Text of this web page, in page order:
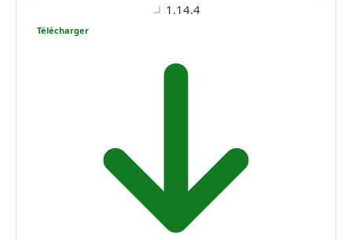
1.14.4
Télécharger